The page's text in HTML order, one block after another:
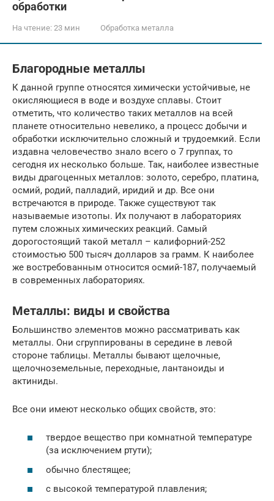
обработки
На чтение: 23 мин Обработка металла
Благородные металлы
К данной группе относятся химически устойчивые, не
окисляющиеся в воде и воздухе сплавы. Стоит
отметить, что количество таких металлов на всей
планете относительно невелико, а процесс добычи и
обработки исключительно сложный и трудоемкий. Если
издавна человечество знало всего о 7 группах, то
сегодня их несколько больше. Так, наиболее известные
виды драгоценных металлов: золото, серебро, платина,
осмий, родий, палладий, иридий и др. Все они
встречаются в природе. Также существуют так
называемые изотопы. Их получают в лабораториях
путем сложных химических реакций. Самый
дорогостоящий такой металл – калифорний-252
стоимостью 500 тысяч долларов за грамм. К наиболее
же востребованным относится осмий-187, получаемый
в современных лабораториях.
Металлы: виды и свойства
Большинство элементов можно рассматривать как
металлы. Они сгруппированы в середине в левой
стороне таблицы. Металлы бывают щелочные,
щелочноземельные, переходные, лантаноиды и
актиниды.
Все они имеют несколько общих свойств, это:
твердое вещество при комнатной температуре
(за исключением ртути);
обычно блестящее;
с высокой температурой плавления;